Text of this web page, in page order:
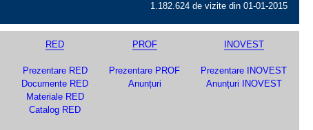
1.182.624 de vizite din 01-01-2015
RED
Prezentare RED
Documente RED
Materiale RED
Catalog RED
PROF
Prezentare PROF
Anunțuri
INOVEST
Prezentare INOVEST
Anunțuri INOVEST